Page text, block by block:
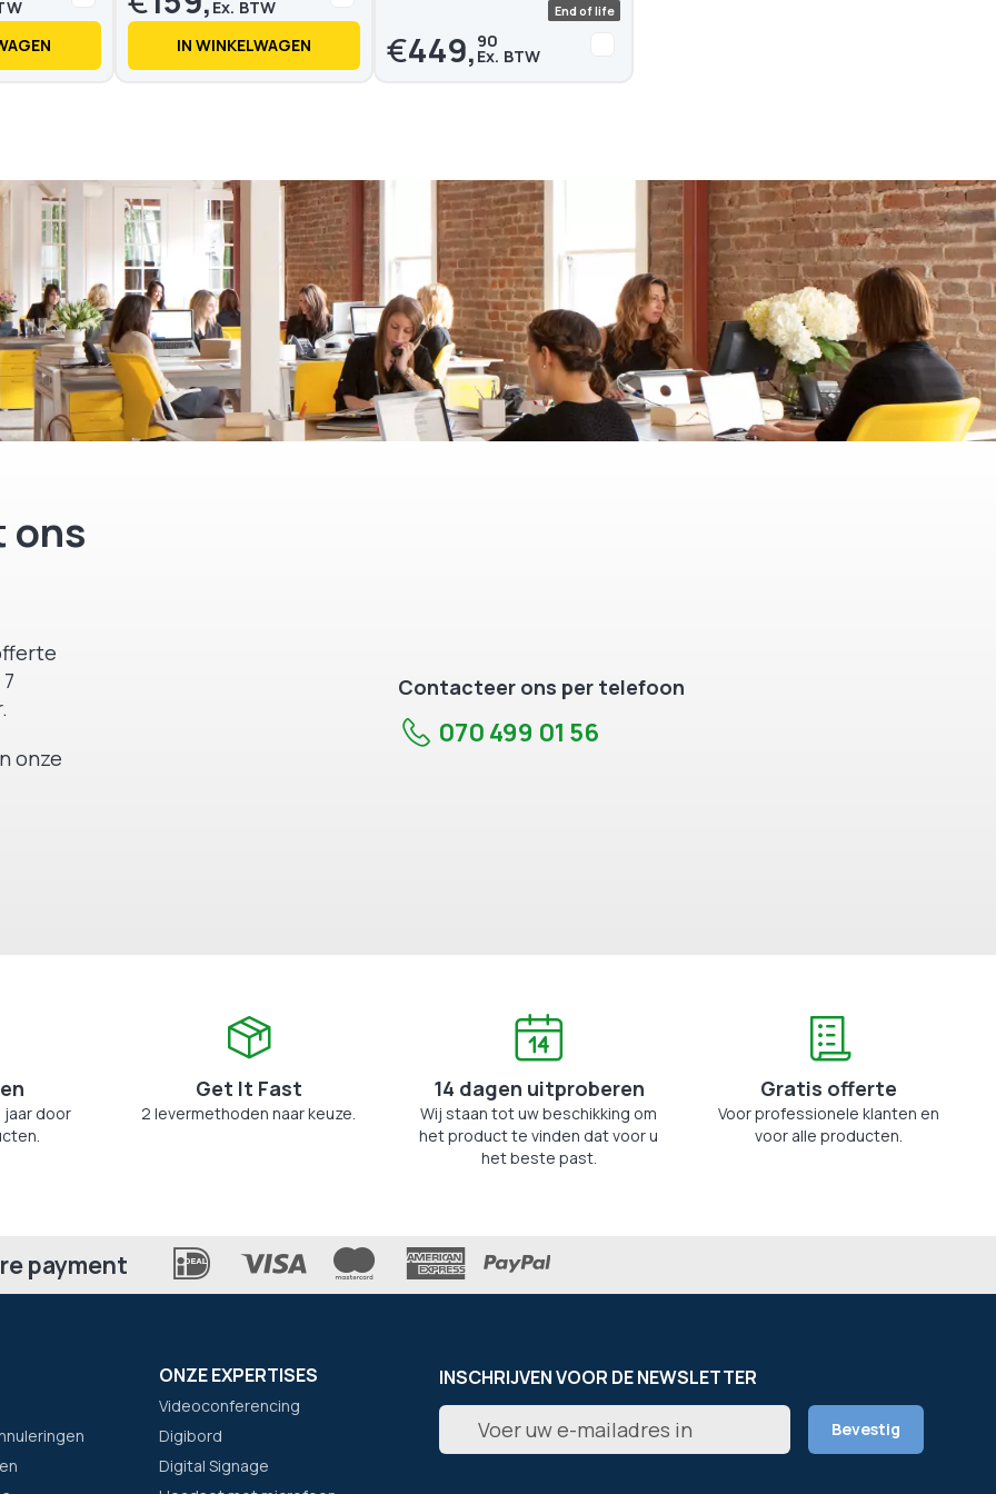
IN WINKELWAGEN
End of life
€449, 90
ons
onze
Contacteer ons per telefoon
070 499 01 56
jaar door
Get It Fast
2 levermethoden naar keuze.
14 dagen uitproberen
Wij staan tot uw beschikking om
het product te vinden dat voor u
het beste past.
Gratis offerte
Voor professionele klanten en
voor alle producten.
payment
ONZE EXPERTISES
Videoconferencing
Digibord
Digital Signage
INSCHRIJVEN VOOR DE NEWSLETTER
Abonneer
op
Bevestig